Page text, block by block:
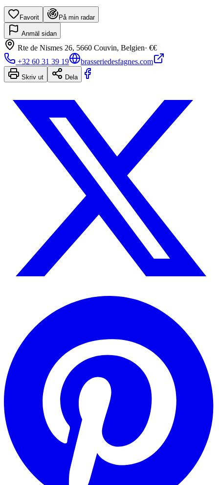
Favorit På min radar
Anmäl sidan
Rte de Nismes 26, 5660 Couvin, Belgien· €€
+32 60 31 39 19
brasseriedesfagnes.com
Skriv ut Dela